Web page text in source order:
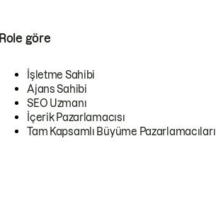
Role göre
İşletme Sahibi
Ajans Sahibi
SEO Uzmanı
İçerik Pazarlamacısı
Tam Kapsamlı Büyüme Pazarlamacıları